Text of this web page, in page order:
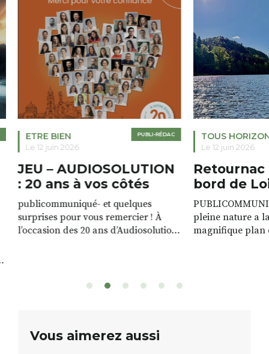
PUBLI-RÉDAC
ETRE BIEN
Le 12 juin 2026
JEU – AUDIOSOLUTION
: 20 ans à vos côtés
publicommuniqué- et quelques
surprises pour vous remercier ! À
l’occasion des 20 ans d’Audiosolution,
sont à gagner, sélectionnés auprès
12h à […]
TOUS
Le 12 juin 2026
Retournac
bord de
pleine nature a
magnifique plan
Vous aimerez aussi